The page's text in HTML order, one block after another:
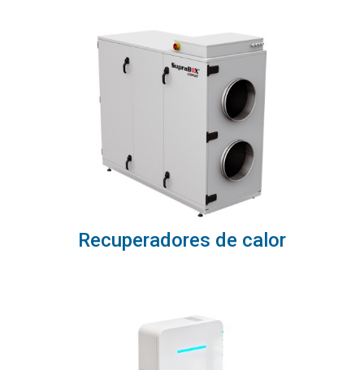
Recuperadores de calor